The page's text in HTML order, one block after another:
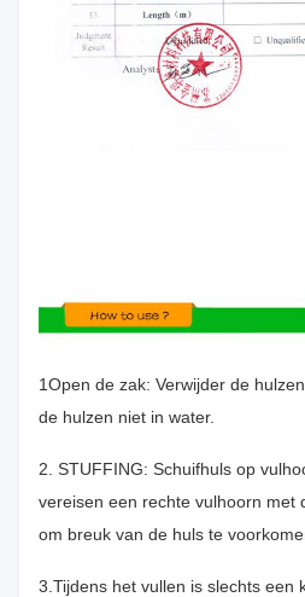
1Open de zak: Verwijder de
de hulzen niet in water.
2. STUFFING: Schuifhuls op
vereisen een rechte vulhoorn met
om breuk van de huls te
3.Tijdens het vullen is slechts een